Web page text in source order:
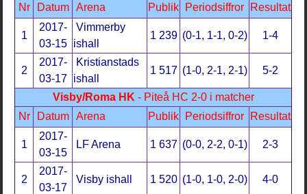
Nr
Datum Arena Publik Periodsiffror Resultat
1
2017-
03-15
Vimmerby
ishall
1 239 (0-1, 1-1, 0-2) 1-4
2
2017-
03-17
Kristianstads
ishall
1 517 (1-0, 2-1, 2-1) 5-2
Visby/Roma HK - Piteå HC 2-0 i matcher
Nr
Datum Arena Publik Periodsiffror Resultat
1
2017-
03-15
LF Arena 1 637 (0-0, 2-2, 0-1) 2-3
2
2017-
03-17
Visby ishall 1 520 (1-0, 1-0, 2-0) 4-0